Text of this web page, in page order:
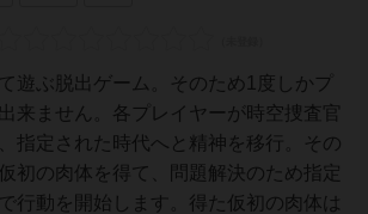
遊ぶ脱出ゲーム。そのため1度しかプ
来ません。各プレイヤーが時空捜査官
指定された時代へと精神を移行。その
初の肉体を得て、問題解決のため指定
行動を開始します。得た仮初の肉体は